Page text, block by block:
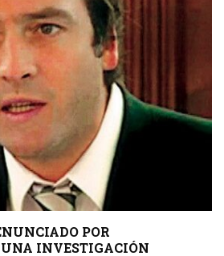
POR
UNA INVESTIGACIÓN